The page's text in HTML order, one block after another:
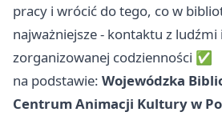
pracy i wrócić do tego, co w
najważniejsze - kontaktu z
zorganizowanej codzienności ✅
na podstawie: Wojewódzka
Centrum Animacji Kultury w